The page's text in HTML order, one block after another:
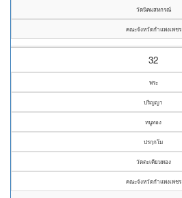
วัดนิคมสหกรณ์
คณะจังหวัดกำแพงเพชร
32
พระ
ปริญญา
หนูทอง
ปรกฺกโม
วัดตะเคียนทอง
คณะจังหวัดกำแพงเพชร